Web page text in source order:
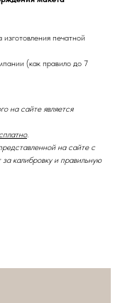
печатной
(как правило до 7
на сайте является
.
на сайте с
калибровку и правильную